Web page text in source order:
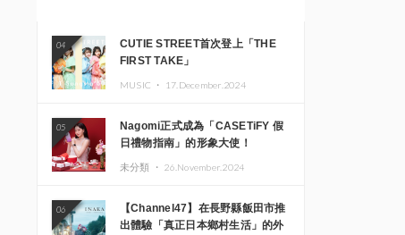
04
CUTIE STREET首次登上「THE
FIRST TAKE」
MUSIC ・ 17.December.2024
05
Nagomi正式成為「CASETiFY 假
日禮物指南」的形象大使！
未分類 ・ 26.November.2024
06
【Channel47】在長野縣飯田市推
出體驗「真正日本鄉村生活」的外